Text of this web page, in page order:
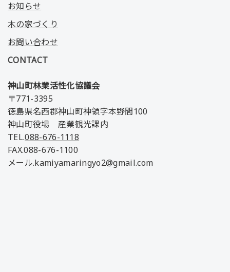
お知らせ
木の家づくり
お問い合わせ
CONTACT
神山町林業活性化協議会
〒771-3395
徳島県名西郡神山町神領字本野間100
神山町役場 産業観光課内
TEL.088-676-1118
FAX.088-676-1100
メール.kamiyamaringyo2@gmail.com